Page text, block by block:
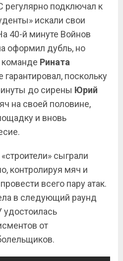
подключал к
искали свои
40-й минуте Войнов
оформил дубль, но
команде Рината
гарантировал, поскольку
до сирены Юрий
на своей половине,
и вновь
сыграли
контролируя мяч и
всего пару атак.
в следующий раунд
от